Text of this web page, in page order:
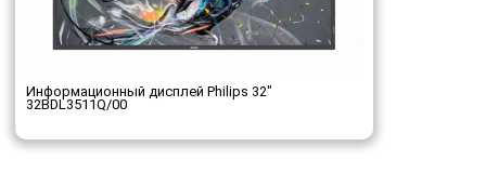
Информационный дисплей Philips 32"
32BDL3511Q/00